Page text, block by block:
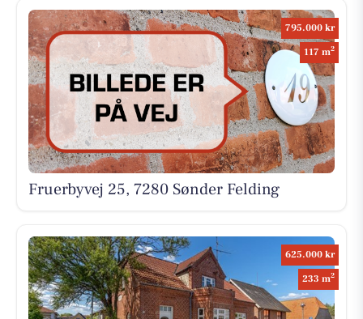
795.000 kr
117 m2
Fruerbyvej 25, 7280 Sønder Felding
625.000 kr
233 m2